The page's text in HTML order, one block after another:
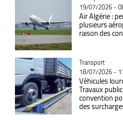
19/07/2026 -
Air Algérie :
plusieurs
raison des
Catégorie
Transport
18/07/2026 -
Véhicules
Travaux
convention
des